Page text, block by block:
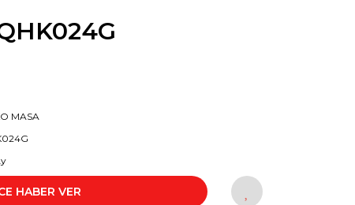
MASA
HABER VER